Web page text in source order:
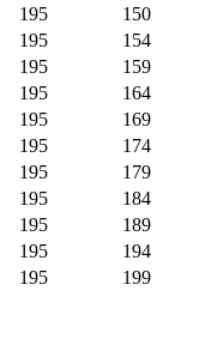
195
150
195
154
195
159
195
164
195
169
195
174
195
179
195
184
195
189
195
194
195
199